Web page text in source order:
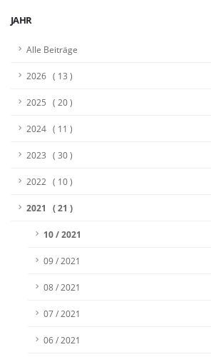
JAHR
Alle Beiträge
2026 ( 13 )
2025 ( 20 )
2024 ( 11 )
2023 ( 30 )
2022 ( 10 )
2021 ( 21 )
10 / 2021
09 / 2021
08 / 2021
07 / 2021
06 / 2021